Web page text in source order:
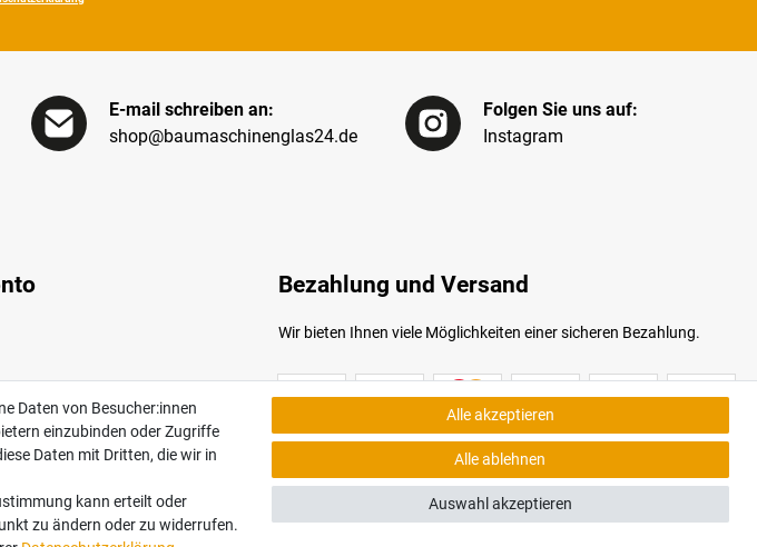
E-mail schreiben an:
shop@baumaschinenglas24.de
Folgen Sie uns auf:
Instagram
Bezahlung und Versand
Wir bieten Ihnen viele Möglichkeiten einer sicheren Bezahlung.
und Irrtümer vorbehalten. Abbildungen ähnlich. Nur solange der Vorrat reicht.
Daten von Besucher:innen
einzubinden oder Zugriffe
Daten mit Dritten, die wir in
kann erteilt oder
zu ändern oder zu widerrufen.
Alle akzeptieren
Alle ablehnen
Auswahl akzeptieren